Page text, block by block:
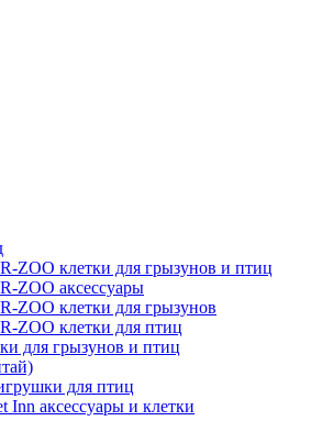
ZOO клетки для грызунов и птиц
ZOO аксессуары
ZOO клетки для грызунов
ZOO клетки для птиц
для грызунов и птиц
для птиц
Inn аксессуары и клетки